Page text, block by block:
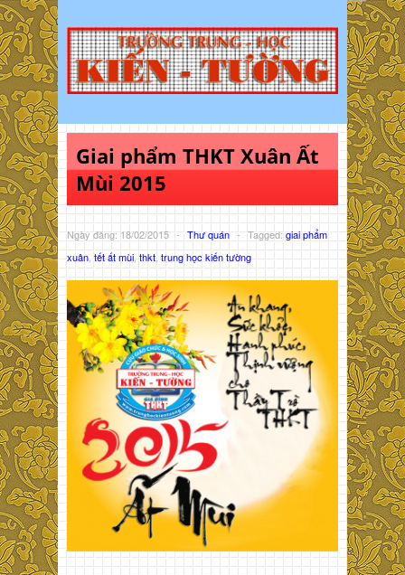
Giai phẩm THKT Xuân Ất
Mùi 2015
Ngày đăng: 18/02/2015 - Thư quán - Tagged: giai phẩm
xuân tết ất mùi thkt trung học kiến tường